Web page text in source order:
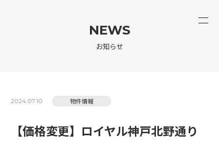
NEWS
お知らせ
2024.07.10 物件情報
【価格変更】ロイヤル神戸北野通り